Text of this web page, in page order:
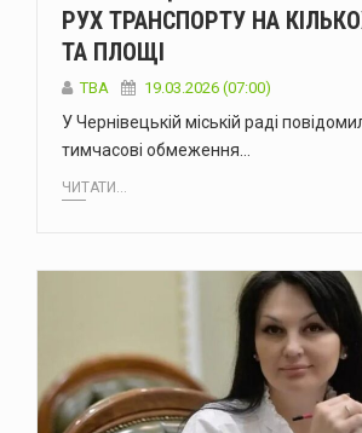
РУХ ТРАНСПОРТУ НА
ТА ПЛОЩІ
ТВА 19.03.2026 (07:00)
У Чернівецькій міській раді
тимчасові обмеження…
ЧИТАТИ...